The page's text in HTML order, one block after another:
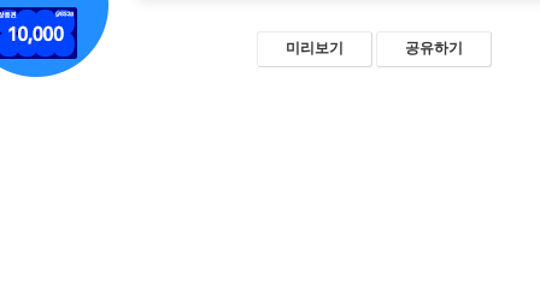
미리보기 공유하기